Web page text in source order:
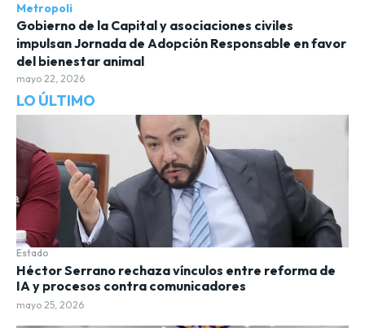
LO ÚLTIMO
Estado
Héctor Serrano rechaza vínculos entre reforma de
IA y procesos contra comunicadores
mayo 25, 2026
Metropoli
Gobierno de la Capital y asociaciones civiles
impulsan Jornada de Adopción Responsable en favor
del bienestar animal
mayo 22, 2026